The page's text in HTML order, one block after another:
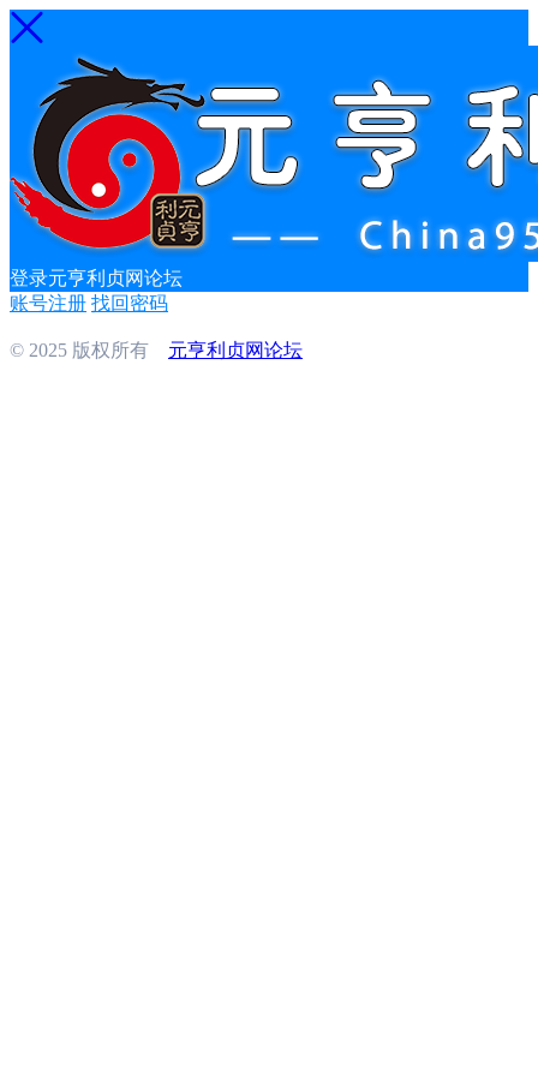
登录元亨利贞网论坛
账号注册 找回密码
© 2025 版权所有 元亨利贞网论坛